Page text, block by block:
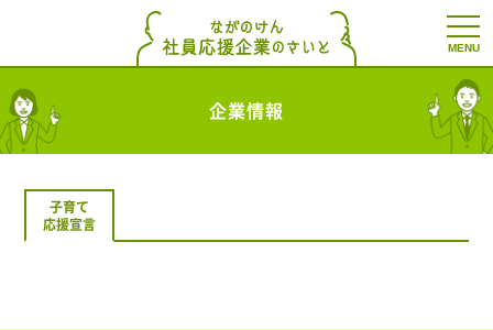
t
o
g
g
l
e
n
a
企業情報
子育て
応援宣言